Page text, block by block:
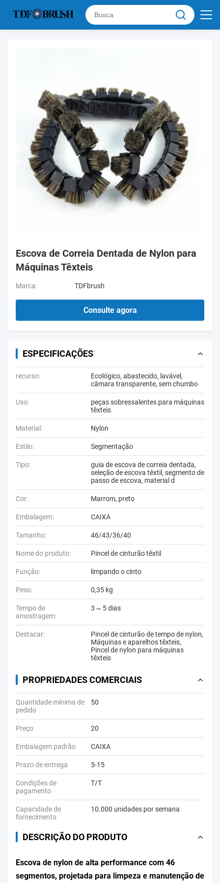
Escova de Correia Dentada de Nylon para
Máquinas Têxteis
Marca: TDFbrush
Consulte agora
ESPECIFICAÇÕES
recurso:
Ecológico, abastecido, lavável,
câmara transparente, sem chumbo
Uso:
peças sobressalentes para máquinas
têxteis
Material: Nylon
Estilo: Segmentação
Tipo:
guia de escova de correia dentada,
seleção de escova têxtil, segmento de
passo de escova, material d
Cor: Marrom, preto
Embalagem: CAIXA
Tamanho: 46/43/36/40
Nome do produto: Pincel de cinturão têxtil
Função: limpando o cinto
Peso: 0,35 kg
Tempo de
amostragem:
3 ~ 5 dias
Destacar: Pincel de cinturão de tempo de nylon,
Máquinas e aparelhos têxteis,
Pincel de nylon para máquinas
têxteis
PROPRIEDADES COMERCIAIS
Quantidade mínima de
pedido
50
Preço 20
Embalagem padrão CAIXA
Prazo de entrega 5-15
Condições de
pagamento
T/T
Capacidade de
fornecimento
10.000 unidades por semana
DESCRIÇÃO DO PRODUTO
Escova de nylon de alta performance com 46
segmentos, projetada para limpeza e manutenção de